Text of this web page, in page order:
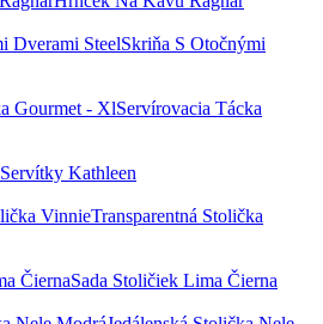
Skriňa S Otočnými
Servírovacia Tácka
Servítky Kathleen
Transparentná Stolička
Sada Stoličiek Lima Čierna